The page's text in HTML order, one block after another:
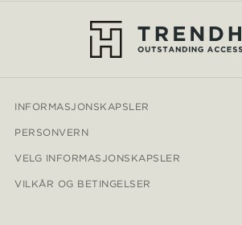
INFORMASJONSKAPSLER
PERSONVERN
VELG INFORMASJONSKAPSLER
VILKÅR OG BETINGELSER